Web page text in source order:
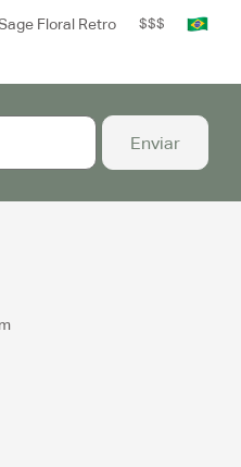
Floral Retro $$$